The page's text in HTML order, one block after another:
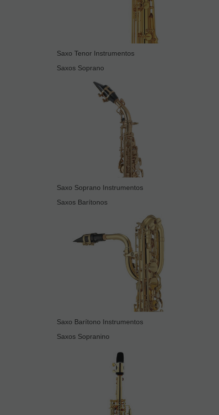
Saxo Tenor Instrumentos
Saxos Soprano
Saxo Soprano Instrumentos
Saxos Barítonos
Saxo Barítono Instrumentos
Saxos Sopranino